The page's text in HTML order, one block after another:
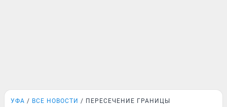
УФА ВСЕ НОВОСТИ ПЕРЕСЕЧЕНИЕ ГРАНИЦЫ